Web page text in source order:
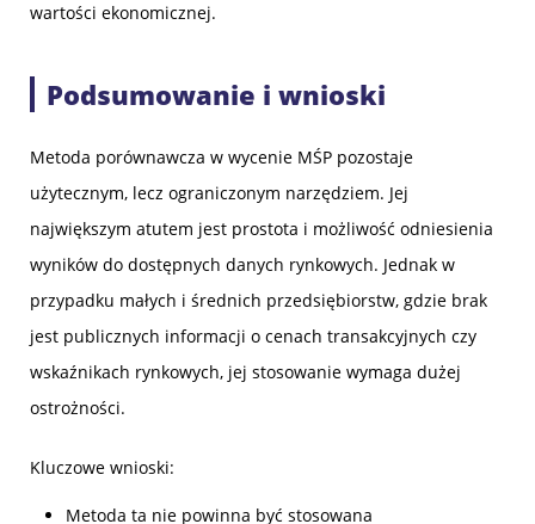
wartości ekonomicznej.
Podsumowanie i wnioski
Metoda porównawcza w wycenie MŚP pozostaje
użytecznym, lecz ograniczonym narzędziem. Jej
największym atutem jest prostota i możliwość odniesienia
wyników do dostępnych danych rynkowych. Jednak w
przypadku małych i średnich przedsiębiorstw, gdzie brak
jest publicznych informacji o cenach transakcyjnych czy
wskaźnikach rynkowych, jej stosowanie wymaga dużej
ostrożności.
Kluczowe wnioski:
Metoda ta nie powinna być stosowana